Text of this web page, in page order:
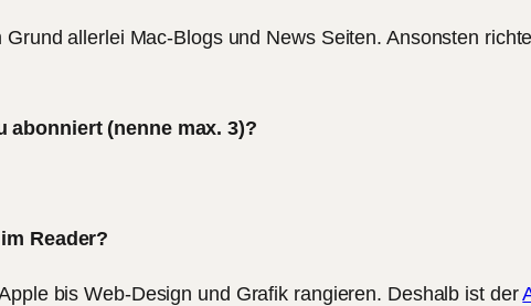
allerlei Mac-Blogs und News Seiten. Ansonsten
abonniert (nenne max. 3)?
Reader?
bis Web-Design und Grafik rangieren. Deshalb ist der